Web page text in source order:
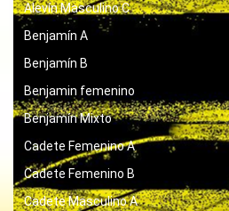
Alevín Masculino C
Benjamín A
Benjamín B
Benjamin femenino
Benjamín Mixto
Cadete Femenino A
Cadete Femenino B
Cadete Masculino A